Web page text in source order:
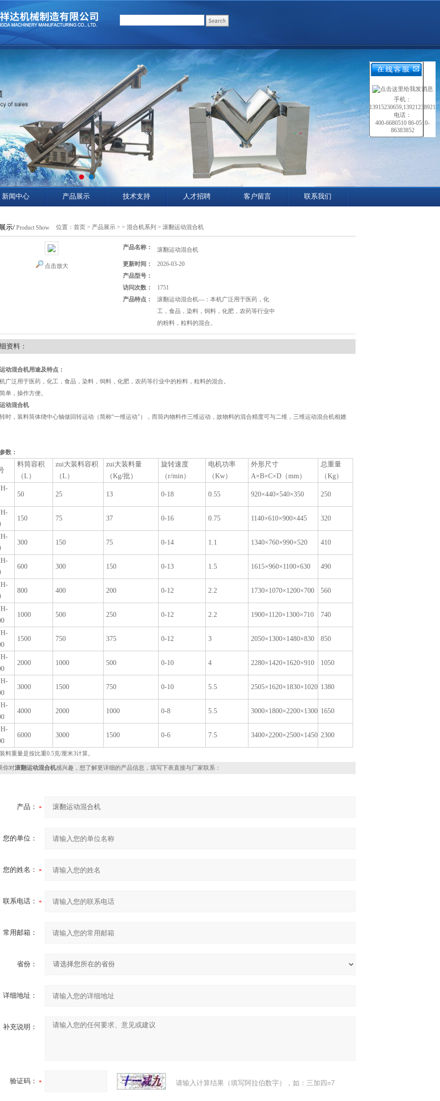
新闻中心 产品展示 技术支持 人才招聘 客户留言 联系我们
示/ Product Show 位置： 首页 > 产品展示 > > 混合机系列 > 滚翻运动混合机
点击放大
产品名称： 滚翻运动混合机
更新时间：
2026-03-20
产品型号：
访问次数：
1751
产品特点：
滚翻运动混合机---：本机广泛用于医药，化
工，食品，染料，饲料，化肥，农药等行业中
的粉料，粒料的混合。
资料：
动混合机用途及特点：
广泛用于医药，化工，食品，染料，饲料，化肥，农药等行业中的粉料，粒料的混合。
单，操作方便。
动混合机
时，装料筒体绕中心轴做回转运动（简称“一维运动"），而筒内物料作三维运动，故物料的混合精度可与二维，三维运动混合机相媲
数：
料筒容积
（L）
zui大装料容积
（L）
zui大装料量
（Kg/批）
旋转速度
（r/min）
电机功率
（Kw）
外形尺寸
A×B×C×D（mm）
总重量
（Kg）
50 25 13 0-18 0.55 920×440×540×350 250
150 75 37 0-16 0.75 1140×610×900×445 320
300 150 75 0-14 1.1 1340×760×990×520 410
600 300 150 0-13 1.5 1615×960×1100×630 490
800 400 200 0-12 2.2 1730×1070×1200×700 560
1000 500 250 0-12 2.2 1900×1120×1300×710 740
1500 750 375 0-12 3 2050×1300×1480×830 850
2000 1000 500 0-10 4 2280×1420×1620×910 1050
3000 1500 750 0-10 5.5 2505×1620×1830×1020 1380
4000 2000 1000 0-8 5.5 3000×1800×2200×1300 1650
6000 3000 1500 0-6 7.5 3400×2200×2500×1450 2300
料重量是按比重0.5克/厘米3计算。
你对滚翻运动混合机感兴趣，想了解更详细的产品信息，填写下表直接与厂家联系：
产品：
您的单位：
您的姓名：
联系电话：
常用邮箱：
省份：
详细地址：
补充说明：
验证码： 请输入计算结果（填写阿拉伯数字），如：三加四=7
手机：
13915230659,13921238921
电话：
400-6680510 86-0510-
86383852